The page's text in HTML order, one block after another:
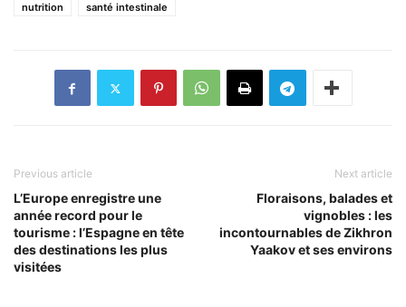
nutrition
santé intestinale
Previous article
L’Europe enregistre une
année record pour le
tourisme : l’Espagne en tête
des destinations les plus
visitées
Next article
Floraisons, balades et
vignobles : les
incontournables de Zikhron
Yaakov et ses environs